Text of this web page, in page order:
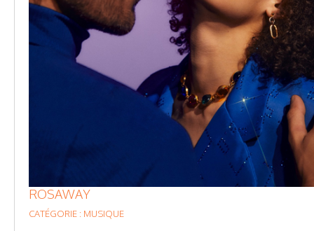
ROSAWAY
CATÉGORIE : MUSIQUE